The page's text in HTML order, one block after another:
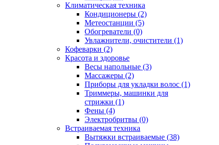
Климатическая техника
Кондиционеры (2)
Метеостанции (5)
Обогреватели (0)
Увлажнители, очистители (1)
Кофеварки (2)
Красота и здоровье
Весы напольные (3)
Массажеры (2)
Приборы для укладки волос (1)
Триммеры, машинки для
стрижки (1)
Фены (4)
Электробритвы (0)
Встраиваемая техника
Вытяжки встраиваемые (38)